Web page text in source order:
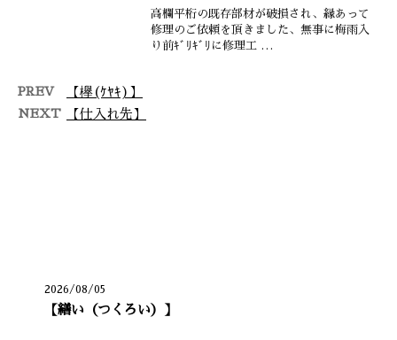
高欄平桁の既存部材が破損され、縁あって
修理のご依頼を頂きました、無事に梅雨入
り前ｷﾞﾘｷﾞﾘに修理工 …
PREV 【欅(ｹﾔｷ)】
NEXT 【仕入れ先】
2026/08/05
【繕い（つくろい）】